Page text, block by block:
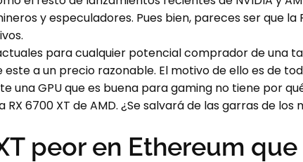
y especuladores. Pues bien, pareces ser que
para cualquier potencial comprador de una
a un precio razonable. El motivo de ello es de
una GPU que es buena para gaming no tiene por
6700 XT de AMD. ¿Se salvará de las garras de
peor en Ethereum